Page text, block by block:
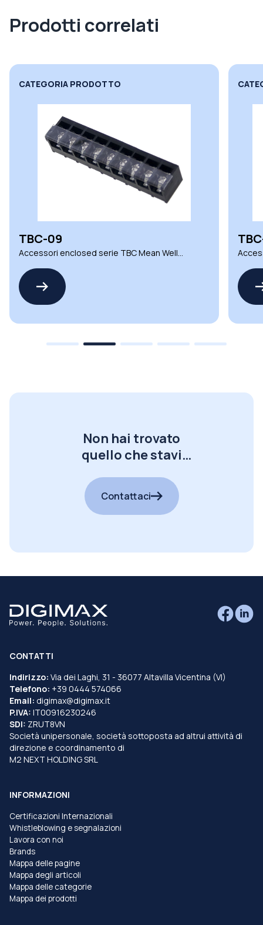
Prodotti correlati
CATEGORIA PRODOTTO
TBC-09
Accessori enclosed serie TBC Mean Well
Non hai trovato
quello che stavi
Contattaci
CONTATTI
Indirizzo: Via dei Laghi, 31 - 36077 Altavilla Vicentina (VI)
Telefono: +39 0444 574066
Email: digimax@digimax.it
P.IVA: IT00916230246
SDI: ZRUT8VN
Società unipersonale, società sottoposta ad altrui attività di
direzione e coordinamento di
M2 NEXT HOLDING SRL
INFORMAZIONI
Certificazioni Internazionali
Whistleblowing e segnalazioni
Lavora con noi
Brands
Mappa delle pagine
Mappa degli articoli
Mappa delle categorie
Mappa dei prodotti